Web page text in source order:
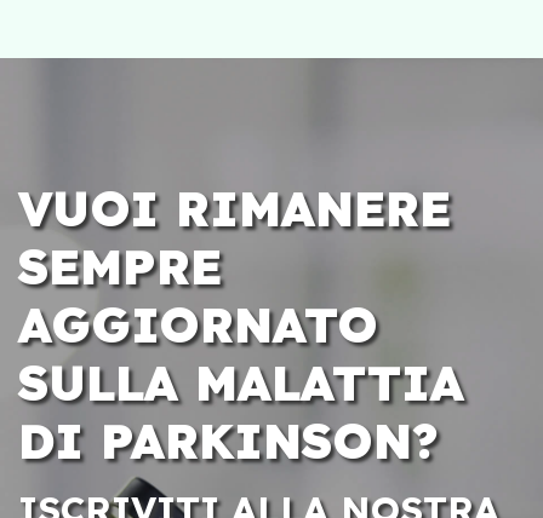
VUOI RIMANERE
SEMPRE
AGGIORNATO
SULLA MALATTIA
DI PARKINSON?